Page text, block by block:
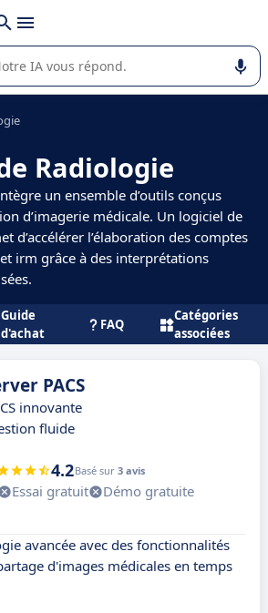
avec
dans l'utilisation ou la sélection de
Radiologie
un ensemble d’outils conçus
d’imagerie médicale. Un logiciel de
d’accélérer l’élaboration des comptes
irm grâce à des interprétations
Guide
d'achat
FAQ
Catégories
associées
PACS
innovante
fluide
4.2Basé sur 3 avis
Essai gratuit
Démo gratuite
avancée avec des fonctionnalités
d'images médicales en temps